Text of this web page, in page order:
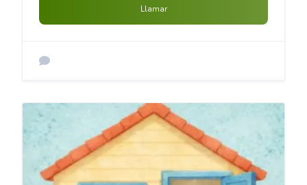
Llamar